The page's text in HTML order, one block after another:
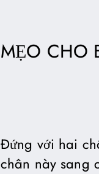
MẸO CHO
Đứng với hai
chân này sang